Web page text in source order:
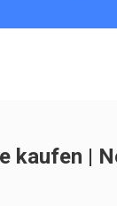
kaufen |